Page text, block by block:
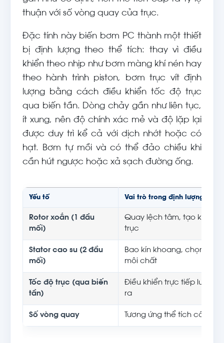
thuận với số vòng quay của trục.
Đặc tính này biến bơm PC thành một thiết
bị định lượng theo thể tích: thay vì điều
khiển theo nhịp như bơm màng khí nén hay
theo hành trình piston, bơm trục vít định
lượng bằng cách điều khiển tốc độ trục
qua biến tần. Dòng chảy gần như liên tục,
ít xung, nên độ chính xác mẻ và độ lặp lại
được duy trì kể cả với dịch nhớt hoặc có
hạt. Bơm tự mồi và có thể đảo chiều khi
cần hút ngược hoặc xả sạch đường ống.
Yếu tố Vai trò trong định lượng
Rotor xoắn (1 đầu
mối)
Quay lệch tâm, tạo
trục
Stator cao su (2 đầu
mối)
Bao kín khoang, chọn
môi chất
Tốc độ trục (qua biến
tần)
Điều khiển trực tiếp lưu
ra
Số vòng quay Tương ứng thể tích cấp –